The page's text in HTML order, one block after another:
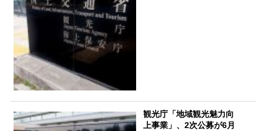
観光庁「地域観光魅力向
上事業」、2次公募が6月